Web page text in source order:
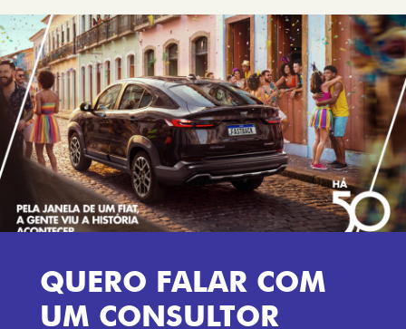
QUERO FALAR COM
UM CONSULTOR